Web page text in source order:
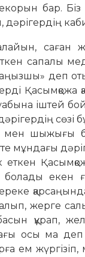
бар.
саған
сапалы
деп
Қасымқожа
іштей
мен шыжығы
мұндағы
еткен
екен
жерге
басын құрап,
осы ма
ем